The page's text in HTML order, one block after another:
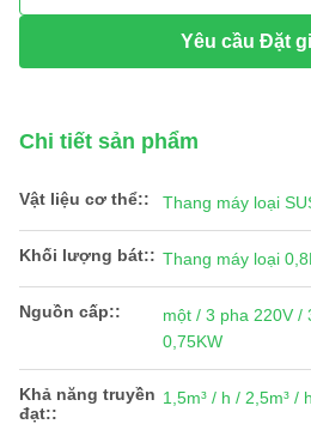
Yêu cầu Đặt
Chi tiết sản phẩm
Vật liệu cơ thể:: Thang máy loại
Khối lượng bát:: Thang máy loại
Nguồn cấp::
một / 3 pha 220V /
0,75KW
Khả năng truyền
đạt::
1,5m³ / h / 2,5m³ /